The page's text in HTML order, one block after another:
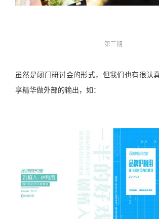
第三期
虽然是闭门研讨会的形式，但我们也有很认
享精华做外部的输出，如：